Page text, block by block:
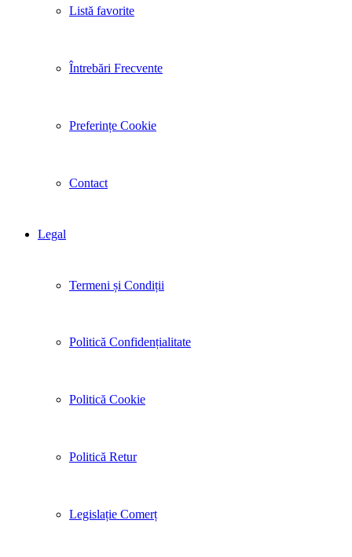
Listă favorite
Întrebări Frecvente
Preferințe Cookie
Contact
Legal
Termeni și Condiții
Politică Confidențialitate
Politică Cookie
Politică Retur
Legislație Comerț